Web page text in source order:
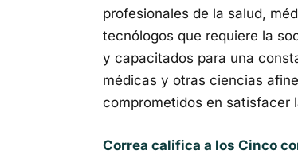
profesionales de la salud,
tecnólogos que requiere la
y capacitados para una
médicas y otras ciencias
comprometidos en satisfacer
Correa califica a los Cinco